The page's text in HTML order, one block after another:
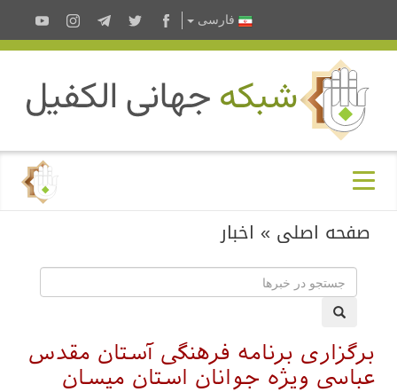
فارسى
صفحه اصلی » اخبار
برگزاری برنامه فرهنگی آستان مقدس
عباسی ویژه جوانان استان میسان